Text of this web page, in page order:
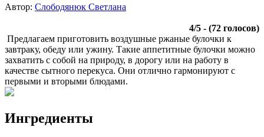
Автор: Слободянюк Светлана
4/5 - (72 голосов)
Предлагаем приготовить воздушные ржаные булочки к
завтраку, обеду или ужину. Такие аппетитные булочки можно
захватить с собой на природу, в дорогу или на работу в
качестве сытного перекуса. Они отлично гармонируют с
первыми и вторыми блюдами.
Ингредиенты